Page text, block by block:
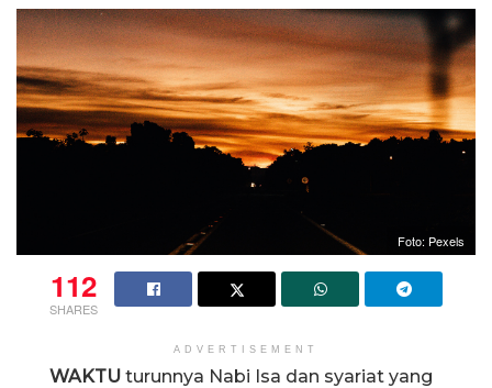
Foto: Pexels
112
SHARES
ADVERTISEMENT
WAKTU turunnya Nabi Isa dan syariat yang